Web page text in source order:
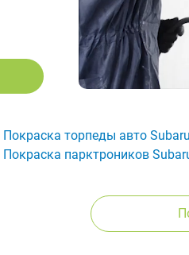
Покраска торпеды авто Subaru
Покраска парктроников